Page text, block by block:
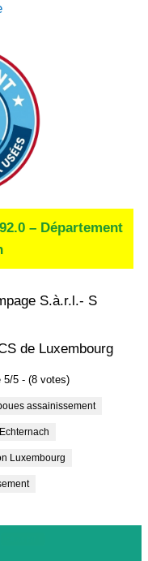
– Département
S.à.r.l.- S
de Luxembourg
5/5 - (8 votes)
assainissement
Luxembourg